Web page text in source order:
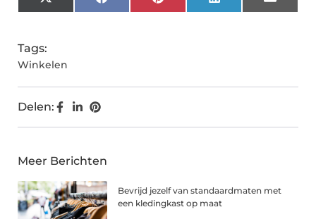
(Twitter)
Tags:
Winkelen
Delen:
Meer Berichten
Bevrijd jezelf van standaardmaten met
een kledingkast op maat